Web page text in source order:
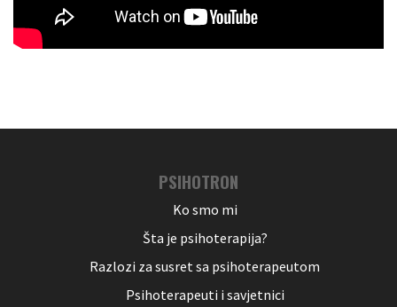
PSIHOTRON
Ko smo mi
Šta je psihoterapija?
Razlozi za susret sa psihoterapeutom
Psihoterapeuti i savjetnici